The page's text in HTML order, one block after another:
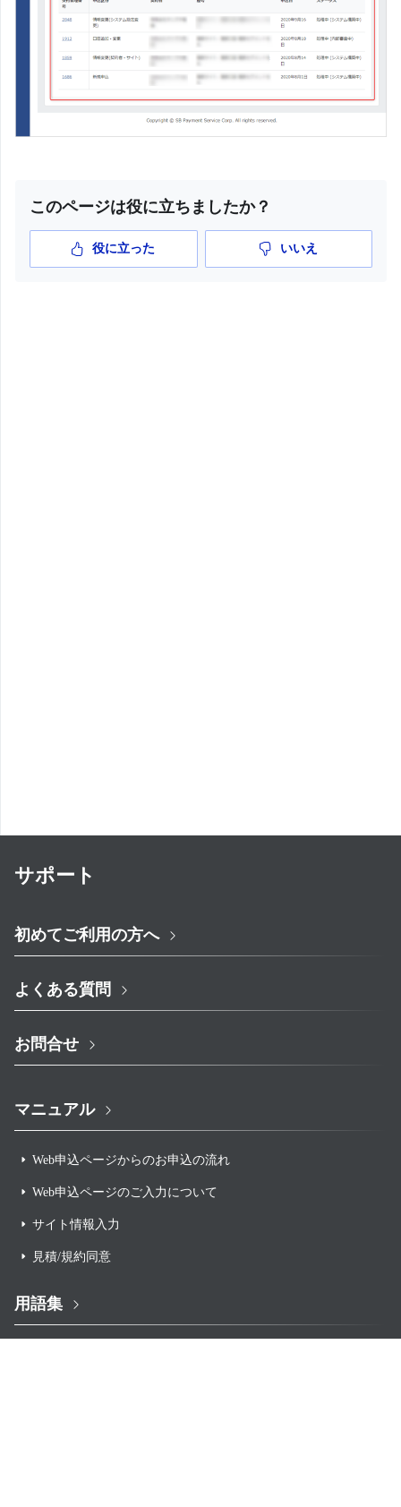
このページは役に立ちましたか？
役に立った いいえ
サポート
初めてご利用の方へ
よくある質問
お問合せ
マニュアル
Web申込ページからのお申込の流れ
Web申込ページのご入力について
サイト情報入力
見積/規約同意
用語集